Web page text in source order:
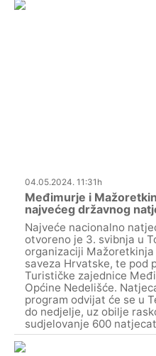
04.05.2024. 11:31h
Međimurje i
najvećeg državnog
Najveće nacionalno
otvoreno je 3. svibnja u
organizaciji
saveza Hrvatske, te pod
Turističke zajednice
Općine Nedelišće.
program odvijat će se u
do nedjelje, uz obilje
sudjelovanje 600